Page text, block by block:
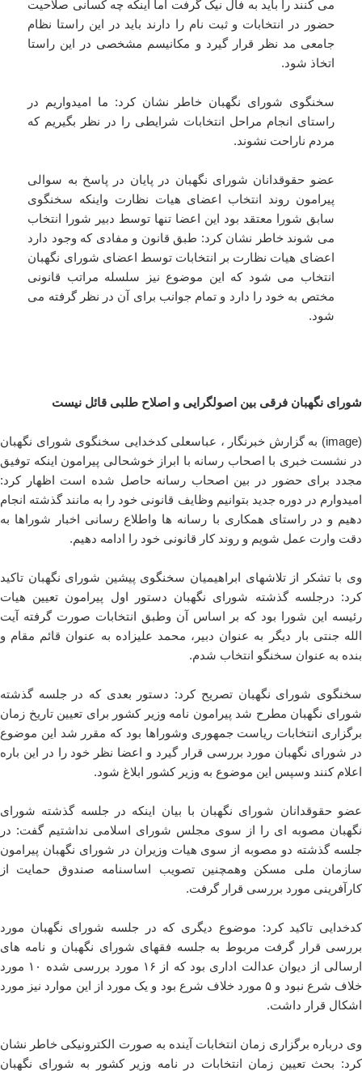
می کنند را باید به فال نیک گرفت اما اینکه چه کسانی صلاحیت
حضور در انتخابات و ثبت نام را دارند باید در این راستا نظام
جامعی مد نظر قرار گیرد و مکانیسم مشخصی در این راستا
اتخاذ شود.
سخنگوی شورای نگهبان خاطر نشان کرد: ما امیدواریم در
راستای انجام مراحل انتخابات شرایطی را در نظر بگیریم که
مردم ناراحت نشوند.
عضو حقوقدانان شورای نگهبان در پایان در پاسخ به سوالی
پیرامون روند انتخاب اعضای هیات نظارت واینکه سخنگوی
سابق شورا معتقد بود این اعضا تنها توسط دبیر شورا انتخاب
می شوند خاطر نشان کرد: طبق قانون و مفادی که وجود دارد
اعضای هیات نظارت بر انتخابات توسط اعضای شورای نگهبان
انتخاب می شود که این موضوع نیز سلسله مراتب قانونی
مختص به خود را دارد و تمام جوانب برای آن در نظر گرفته می
شود.
شورای نگهبان فرقی بین اصولگرایی و اصلاح طلبی قائل نیست
(image) به گزارش خبرنگار ،
عباسعلی کدخدایی سخنگوی شورای نگهبان
در نشست خبری با اصحاب رسانه با ابراز خوشحالی پیرامون اینکه توفیق
مجدد برای حضور در بین اصحاب رسانه حاصل شده است اظهار کرد:
امیدوارم در دوره جدید بتوانیم وظایف قانونی خود را به مانند گذشته انجام
دهیم و در راستای همکاری با رسانه ها واطلاع رسانی اخبار شوراها به
دقت وارت عمل شویم و روند کار قانونی خود را ادامه دهیم.
وی با تشکر از تلاشهای ابراهیمیان سخنگوی پیشین شورای نگهبان تاکید
کرد: درجلسه گذشته شورای نگهبان دستور اول پیرامون تعیین هیات
رئیسه این شورا بود که بر اساس آن وطبق انتخابات صورت گرفته آیت
الله جنتی بار دیگر به عنوان دبیر، محمد علیزاده به عنوان قائم مقام و
بنده به عنوان سخنگو انتخاب شدم.
سخنگوی شورای نگهبان تصریح کرد: دستور بعدی که در جلسه گذشته
شورای نگهبان مطرح شد پیرامون نامه وزیر کشور برای تعیین تاریخ زمان
برگزاری انتخابات ریاست جمهوری وشوراها بود که مقرر شد این موضوع
در شورای نگهبان مورد بررسی قرار گیرد و اعضا نظر خود را در این باره
اعلام کنند وسپس این موضوع به وزیر کشور ابلاغ شود.
عضو حقوقدانان شورای نگهبان با بیان اینکه در جلسه گذشته شورای
نگهبان مصوبه ای را از سوی مجلس شورای اسلامی نداشتیم گفت: در
جلسه گذشته دو مصوبه از سوی هیات وزیران در شورای نگهبان پیرامون
سازمان ملی مسکن وهمچنین تصویب اساسنامه صندوق حمایت از
کارآفرینی مورد بررسی قرار گرفت.
کدخدایی تاکید کرد: موضوع دیگری که در جلسه شورای نگهبان مورد
بررسی قرار گرفت مربوط به جلسه فقهای شورای نگهبان و نامه های
ارسالی از دیوان عدالت اداری بود که از ۱۶ مورد بررسی شده ۱۰ مورد
خلاف شرع نبود و ۵ مورد خلاف شرع بود و یک مورد از این موارد نیز مورد
اشکال قرار داشت.
وی درباره برگزاری زمان انتخابات آینده به صورت الکترونیکی خاطر نشان
کرد: بحث تعیین زمان انتخابات در نامه وزیر کشور به شورای نگهبان